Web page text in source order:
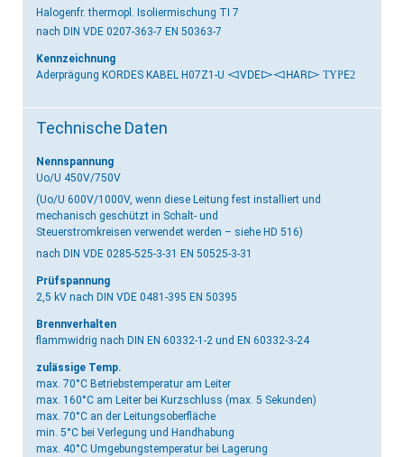
Halogenfr. thermopl. Isoliermischung TI 7
nach DIN VDE 0207-363-7 EN 50363-7
Kennzeichnung
Aderprägung KORDES KABEL H07Z1-U <VDE><HAR> TYPE2
Technische Daten
Nennspannung
Uo/U 450V/750V
(Uo/U 600V/1000V, wenn diese Leitung fest installiert und
mechanisch geschützt in Schalt- und
Steuerstromkreisen verwendet werden – siehe HD 516)
nach DIN VDE 0285-525-3-31 EN 50525-3-31
Prüfspannung
2,5 kV nach DIN VDE 0481-395 EN 50395
Brennverhalten
flammwidrig nach DIN EN 60332-1-2 und EN 60332-3-24
zulässige Temp.
max. 70°C Betriebstemperatur am Leiter
max. 160°C am Leiter bei Kurzschluss (max. 5 Sekunden)
max. 70°C an der Leitungsoberfläche
min. 5°C bei Verlegung und Handhabung
max. 40°C Umgebungstemperatur bei Lagerung